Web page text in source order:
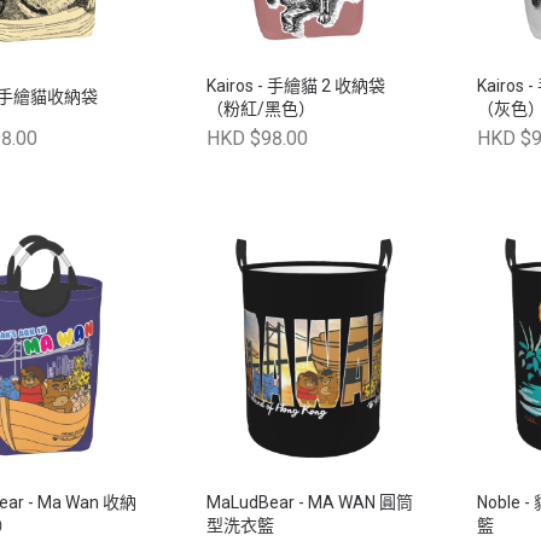
繪貓收納袋
Kairos - 手繪貓 2 收納袋
（粉紅/黑色）
HKD $98.00
Kairos -
（灰色
HKD
- Ma Wan 收納
MaLudBear - MA WAN 圓筒
型洗衣籃
Noble -
籃